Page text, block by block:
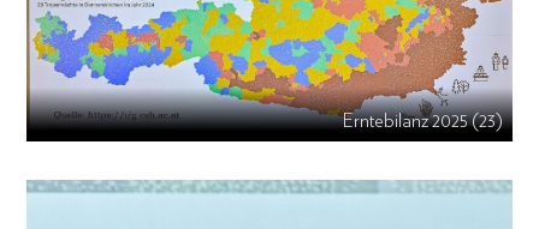
Erntebilanz 2025 (23)